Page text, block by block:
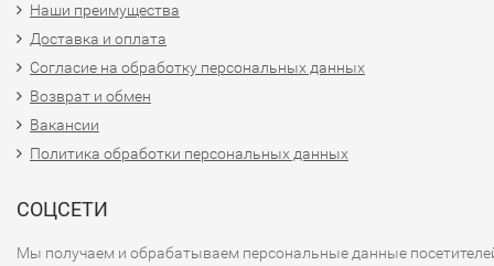
Наши преимущества
Доставка и оплата
Согласие на обработку персональных данных
Возврат и обмен
Вакансии
Политика обработки персональных данных
СОЦСЕТИ
Мы получаем и обрабатываем персональные данные